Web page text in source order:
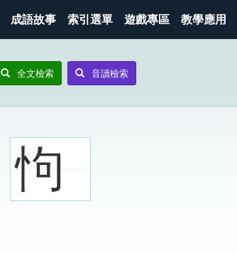
成語故事 索引選單 遊戲專區 教學應用
全文檢索 音讀檢索
怐